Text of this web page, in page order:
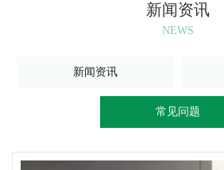
新闻资讯
NEWS
新闻资讯
常见问题